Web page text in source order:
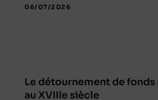
06/07/2026
Le détournement de
au XVIIIe siècle